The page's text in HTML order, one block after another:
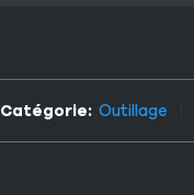
Catégorie: Outillage